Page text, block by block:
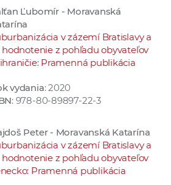
Ľubomír - Moravanská
v zázemí Bratislavy a
hodnotenie z pohľadu obyvateľov
Pramenná publikácia
vydania: 2020
: 978-80-89897-22-3
Peter - Moravanská Katarína
v zázemí Bratislavy a
hodnotenie z pohľadu obyvateľov
Pramenná publikácia